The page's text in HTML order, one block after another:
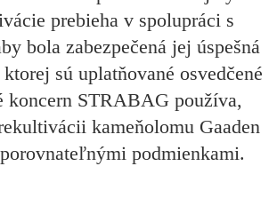
prebieha v spolupráci s
bola zabezpečená jej úspešná
sú uplatňované osvedčené
koncern STRABAG používa,
kameňolomu Gaaden
podmienkami.